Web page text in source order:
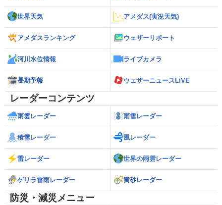
世界天気 アメダス(実況天気)
アメダスランキング ウェザーリポート
河川水位情報 ライブカメラ
長期予報 ウェザーニュースLiVE
レーダーコンテンツ
雨雲レーダー 雨雪レーダー
積雪レーダー 風レーダー
雷レーダー 世界の雨雲レーダー
ゲリラ雷雨レーダー 黄砂レーダー
防災・減災メニュー